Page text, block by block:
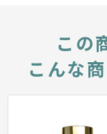
この
こんな